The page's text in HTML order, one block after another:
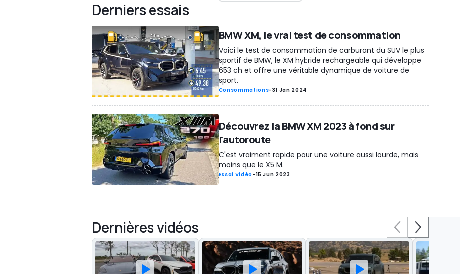
Derniers essais
BMW XM, le vrai test de consommation
Voici le test de consommation de carburant du SUV le plus
sportif de BMW, le XM hybride rechargeable qui développe
653 ch et offre une véritable dynamique de voiture de
sport.
Consommations-31 Jan 2024
Découvrez la BMW XM 2023 à fond sur
l'autoroute
C'est vraiment rapide pour une voiture aussi lourde, mais
moins que le X5 M.
Essai Vidéo -15 Jun 2023
Dernières vidéos